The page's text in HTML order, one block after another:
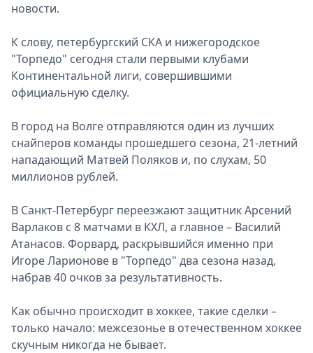
новости.
К слову, петербургский СКА и нижегородское
"Торпедо" сегодня стали первыми клубами
Континентальной лиги, совершившими
официальную сделку.
В город на Волге отправляются один из лучших
снайперов команды прошедшего сезона, 21-летний
нападающий Матвей Поляков и, по слухам, 50
миллионов рублей.
В Санкт-Петербург переезжают защитник Арсений
Варлаков с 8 матчами в КХЛ, а главное – Василий
Атанасов. Форвард, раскрывшийся именно при
Игоре Ларионове в "Торпедо" два сезона назад,
набрав 40 очков за результативность.
Как обычно происходит в хоккее, такие сделки –
только начало: межсезонье в отечественном хоккее
скучным никогда не бывает.